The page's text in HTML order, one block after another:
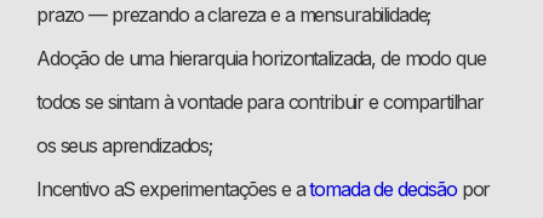
prazo — prezando a clareza e a mensurabilidade;
Adoção de uma hierarquia horizontalizada, de modo que
todos se sintam à vontade para contribuir e compartilhar
os seus aprendizados;
Incentivo aS experimentações e atomada de decisãopor